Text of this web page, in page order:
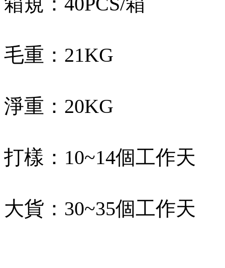
毛重：21KG
淨重：20KG
打樣：10~14個工作天
大貨：30~35個工作天